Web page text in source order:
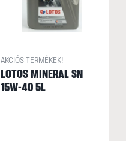
AKCIÓS TERMÉKEK!
LOTOS MINERAL SN
15W-40 5L